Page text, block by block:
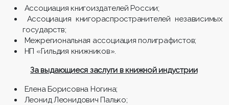
Ассоциация книгоиздателей России;
Ассоциация книгораспространителей независимых
государств;
Межрегиональная ассоциация полиграфистов;
НП «Гильдия книжников».
За выдающиеся заслуги в книжной индустрии
Елена Борисовна Ногина;
Леонид Леонидович Палько;